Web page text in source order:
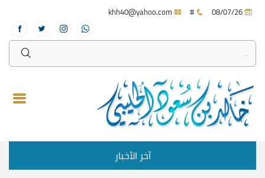
#
آخر الأخبار